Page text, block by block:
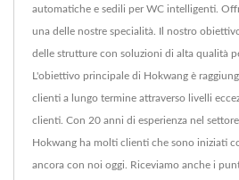
automatiche e sedili per WC intelligenti.
una delle nostre specialità. Il nostro
delle strutture con soluzioni di alta qualità
L'obiettivo principale di Hokwang è
clienti a lungo termine attraverso livelli
clienti. Con 20 anni di esperienza nel
Hokwang ha molti clienti che sono iniziati
ancora con noi oggi. Riceviamo anche i